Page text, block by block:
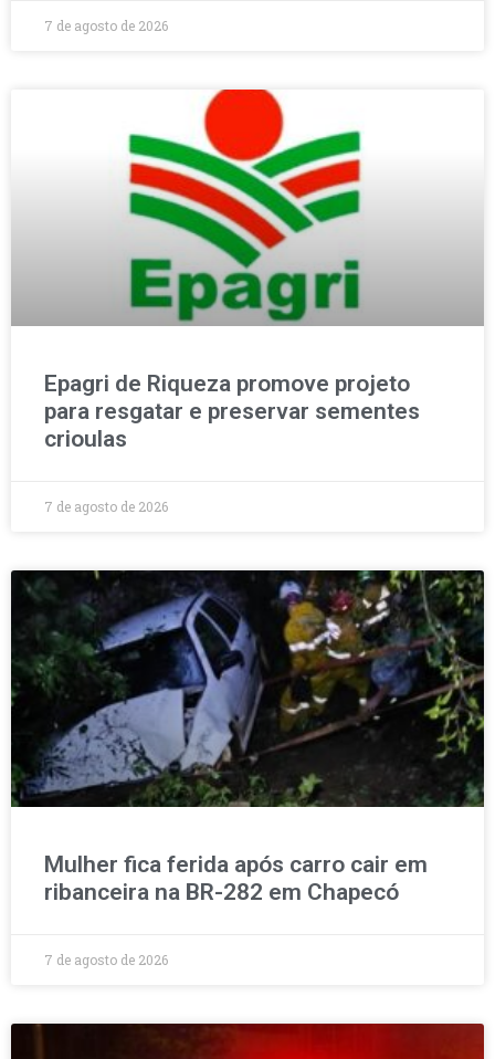
7 de agosto de 2026
Epagri de Riqueza promove projeto
para resgatar e preservar sementes
crioulas
7 de agosto de 2026
Mulher fica ferida após carro cair em
ribanceira na BR-282 em Chapecó
7 de agosto de 2026